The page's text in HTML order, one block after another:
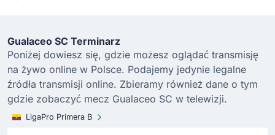
Gualaceo SC Terminarz
Poniżej dowiesz się, gdzie możesz oglądać transmisję
na żywo online w Polsce. Podajemy jedynie legalne
źródła transmisji online. Zbieramy również dane o tym
gdzie zobaczyć mecz Gualaceo SC w telewizji.
LigaPro Primera B